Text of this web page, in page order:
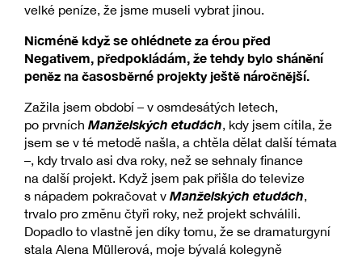
velké peníze, že jsme museli vybrat jinou.
Nicméně když se ohlédnete za érou před
Negativem, předpokládám, že tehdy bylo shánění
peněz na časosběrné projekty ještě náročnější.
Zažila jsem období – v osmdesátých letech,
po prvních Manželských etudách, kdy jsem cítila, že
jsem se v té metodě našla, a chtěla dělat další témata
–, kdy trvalo asi dva roky, než se sehnaly finance
na další projekt. Když jsem pak přišla do televize
s nápadem pokračovat v Manželských etudách,
trvalo pro změnu čtyři roky, než projekt schválili.
Dopadlo to vlastně jen díky tomu, že se dramaturgyní
stala Alena Müllerová, moje bývalá kolegyně